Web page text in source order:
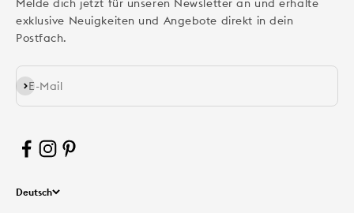
Melde dich jetzt für unseren Newsletter an und erhalte
exklusive Neuigkeiten und Angebote direkt in dein
Postfach.
E-Mail
Abonnieren
Deutsch